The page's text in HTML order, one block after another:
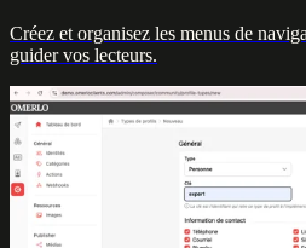
Créez et organisez les menus de
guider vos lecteurs.